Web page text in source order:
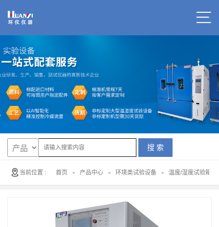
搜 索
当前位置 : 首页 - 产品中心 - 环境类试验设备 - 温度/湿度试验箱（